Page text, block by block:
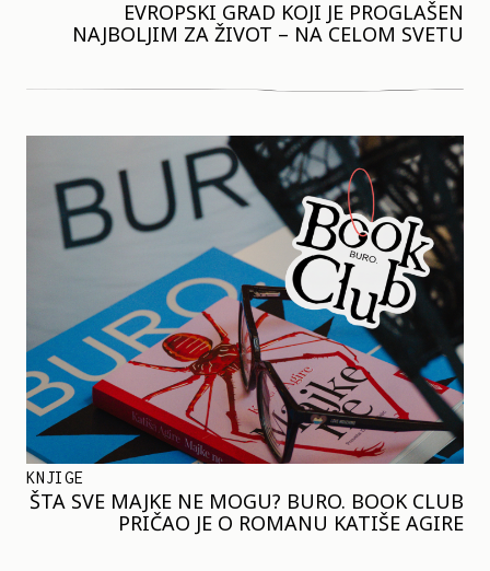
EVROPSKI GRAD KOJI JE PROGLAŠEN
NAJBOLJIM ZA ŽIVOT – NA CELOM SVETU
KNJIGE
ŠTA SVE MAJKE NE MOGU? BURO. BOOK CLUB
PRIČAO JE O ROMANU KATIŠE AGIRE